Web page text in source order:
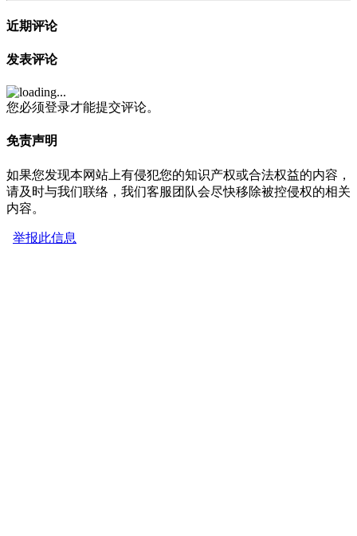
近期评论
发表评论
您必须登录才能提交评论。
免责声明
如果您发现本网站上有侵犯您的知识产权或合法权益的内容，
请及时与我们联络，我们客服团队会尽快移除被控侵权的相关
内容。
举报此信息